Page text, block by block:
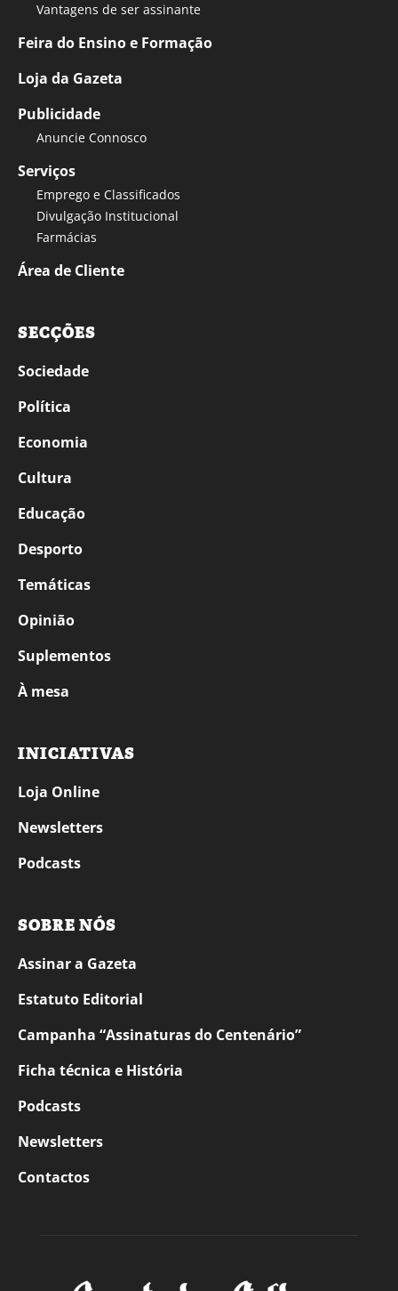
Vantagens de ser assinante
Feira do Ensino e Formação
Loja da Gazeta
Publicidade
Anuncie Connosco
Serviços
Emprego e Classificados
Divulgação Institucional
Farmácias
Área de Cliente
SECÇÕES
Sociedade
Política
Economia
Cultura
Educação
Desporto
Temáticas
Opinião
Suplementos
À mesa
INICIATIVAS
Loja Online
Newsletters
Podcasts
SOBRE NÓS
Assinar a Gazeta
Estatuto Editorial
Campanha “Assinaturas do Centenário”
Ficha técnica e História
Podcasts
Newsletters
Contactos